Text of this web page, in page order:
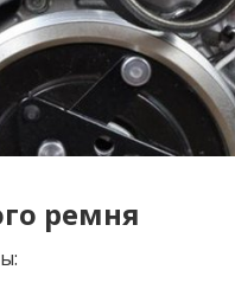
ремня